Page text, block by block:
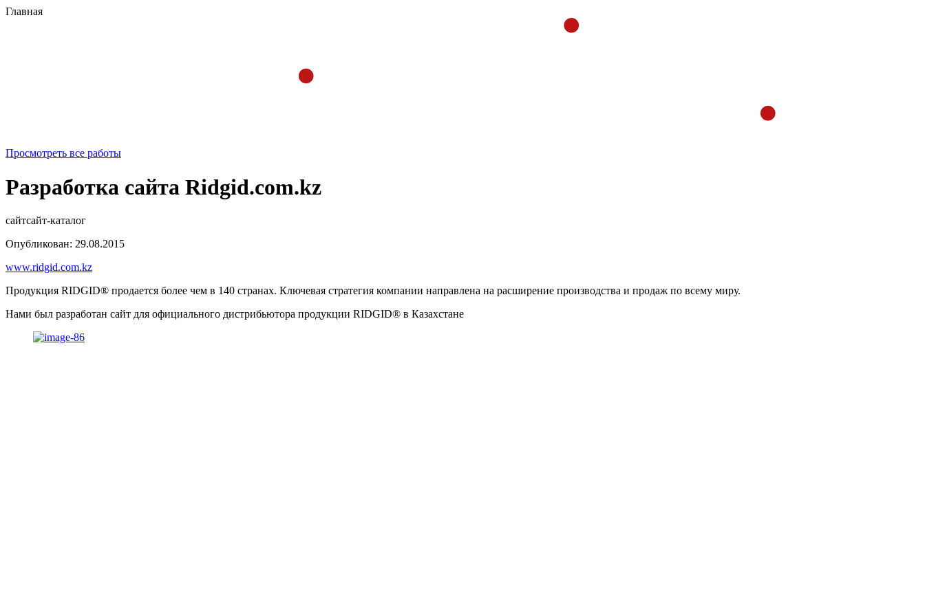
Главная
Просмотреть все работы
Разработка сайта Ridgid.com.kz
сайтсайт-каталог
Опубликован: 29.08.2015
www.ridgid.com.kz
Продукция RIDGID® продается более чем в 140 странах. Ключевая стратегия компании направлена на расширение производства и продаж по всему миру.
Нами был разработан сайт для официального дистрибьютора продукции RIDGID® в Казахстане